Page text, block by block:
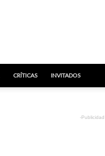
CRÍTICAS INVITADOS
-Publicidad